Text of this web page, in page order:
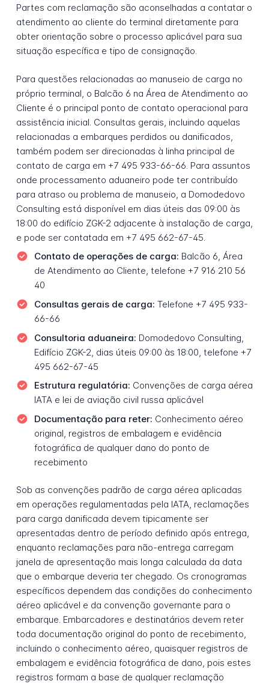
Partes com reclamação são aconselhadas a contatar o
atendimento ao cliente do terminal diretamente para
obter orientação sobre o processo aplicável para sua
situação específica e tipo de consignação.
Para questões relacionadas ao manuseio de carga no
próprio terminal, o Balcão 6 na Área de Atendimento ao
Cliente é o principal ponto de contato operacional para
assistência inicial. Consultas gerais, incluindo aquelas
relacionadas a embarques perdidos ou danificados,
também podem ser direcionadas à linha principal de
contato de carga em +7 495 933-66-66. Para assuntos
onde processamento aduaneiro pode ter contribuído
para atraso ou problema de manuseio, a Domodedovo
Consulting está disponível em dias úteis das 09:00 às
18:00 do edifício ZGK-2 adjacente à instalação de carga,
e pode ser contatada em +7 495 662-67-45.
Contato de operações de carga: Balcão 6, Área
de Atendimento ao Cliente, telefone +7 916 210 56
40
Consultas gerais de carga: Telefone +7 495 933-
66-66
Consultoria aduaneira: Domodedovo Consulting,
Edifício ZGK-2, dias úteis 09:00 às 18:00, telefone +7
495 662-67-45
Estrutura regulatória: Convenções de carga aérea
IATA e lei de aviação civil russa aplicável
Documentação para reter: Conhecimento aéreo
original, registros de embalagem e evidência
fotográfica de qualquer dano do ponto de
recebimento
Sob as convenções padrão de carga aérea aplicadas
em operações regulamentadas pela IATA, reclamações
para carga danificada devem tipicamente ser
apresentadas dentro de período definido após entrega,
enquanto reclamações para não-entrega carregam
janela de apresentação mais longa calculada da data
que o embarque deveria ter chegado. Os cronogramas
específicos dependem das condições do conhecimento
aéreo aplicável e da convenção governante para o
embarque. Embarcadores e destinatários devem reter
toda documentação original do ponto de recebimento,
incluindo o conhecimento aéreo, quaisquer registros de
embalagem e evidência fotográfica de dano, pois estes
registros formam a base de qualquer reclamação